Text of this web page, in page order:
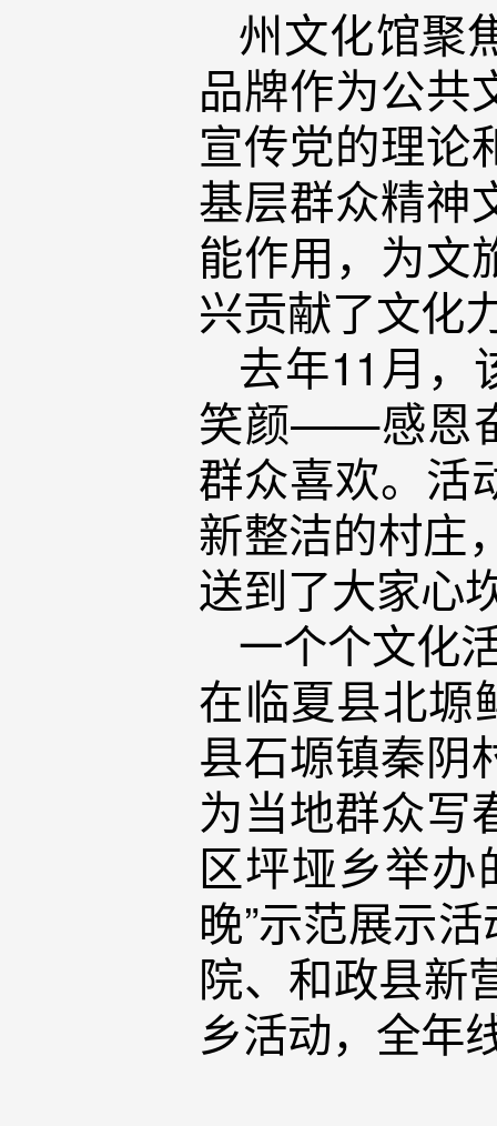
州文化馆聚
品牌作为公共
宣传党的理论
基层群众精神
能作用，为文
兴贡献了文化
去年11月，
笑颜——感恩
群众喜欢。活
新整洁的村庄
送到了大家心
一个个文化
在临夏县北塬
县石塬镇秦阴
为当地群众写
区坪垭乡举
晚”示范展示
院、和政县新
乡活动，全年